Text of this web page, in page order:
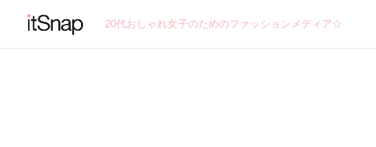
20代おしゃれ女子のためのファッションメディア☆